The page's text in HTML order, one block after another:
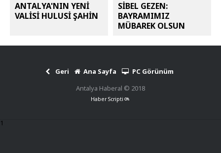
ANTALYA'NIN YENİ
VALİSİ HULUSİ ŞAHİN
SİBEL GEZEN:
BAYRAMIMIZ
MÜBAREK OLSUN
Geri Ana Sayfa
PC Görünüm
Antalya Haberal © 2018
Haber Scripti
1